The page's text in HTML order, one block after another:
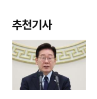
추천기사